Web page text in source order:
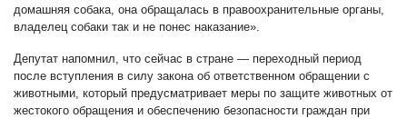
домашняя собака, она обращалась в правоохранительные органы,
владелец собаки так и не понес наказание».
Депутат напомнил, что сейчас в стране — переходный период
после вступления в силу закона об ответственном обращении с
животными, который предусматривает меры по защите животных от
жестокого обращения и обеспечению безопасности граждан при